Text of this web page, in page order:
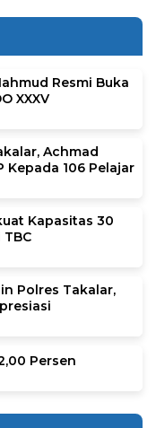
Resmi Buka
XXXV
Achmad
Kepada 106 Pelajar
Kapasitas 30
Polres Takalar,
Persen